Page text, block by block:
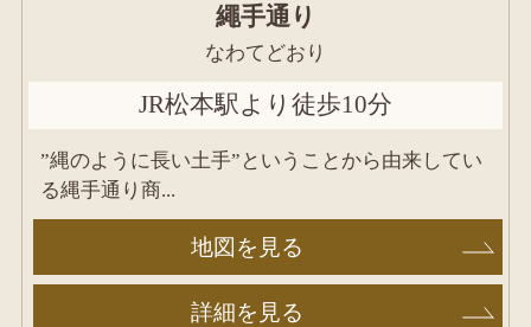
繩手通り
なわてどおり
JR松本駅より徒歩10分
”縄のように長い土手”ということから由来してい
る縄手通り商...
地図を見る
詳細を見る